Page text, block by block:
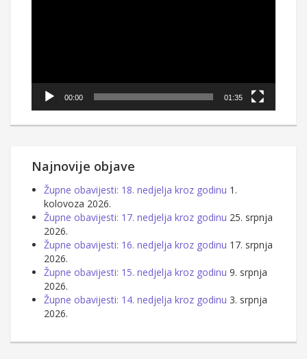
00:00 01:35
Najnovije objave
Župne obavijesti: 18. nedjelja kroz godinu 1.
kolovoza 2026.
Župne obavijesti: 17. nedjelja kroz godinu 25. srpnja
2026.
Župne obavijesti: 16. nedjelja kroz godinu 17. srpnja
2026.
Župne obavijesti: 15. nedjelja kroz godinu 9. srpnja
2026.
Župne obavijesti: 14. nedjelja kroz godinu 3. srpnja
2026.